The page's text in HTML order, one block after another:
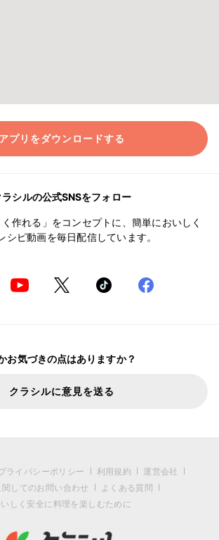
アプリをダウンロードする
ラシルの公式SNSをフォロー
く作れる」をコンセプトに、簡単においしく
シピ動画を毎日配信しています。
お気づきの点はありますか？
クラシルに意見を送る
ライバシーポリシー 利用規約
運営会社
してのお問い合わせ
よくある質問
いしく安全に料理を楽しむために